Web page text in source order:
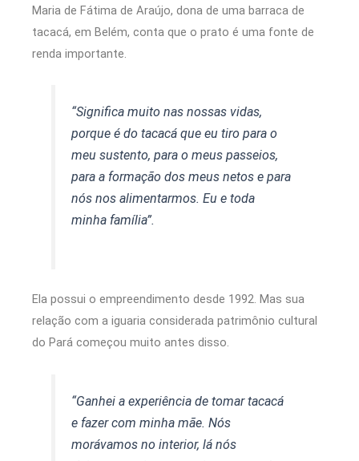
Maria de Fátima de Araújo, dona de uma barraca de
tacacá, em Belém, conta que o prato é uma fonte de
renda importante.
“Significa muito nas nossas vidas,
porque é do tacacá que eu tiro para o
meu sustento, para o meus passeios,
para a formação dos meus netos e para
nós nos alimentarmos. Eu e toda
minha família”.
Ela possui o empreendimento desde 1992. Mas sua
relação com a iguaria considerada patrimônio cultural
do Pará começou muito antes disso.
“Ganhei a experiência de tomar tacacá
e fazer com minha mãe. Nós
morávamos no interior, lá nós